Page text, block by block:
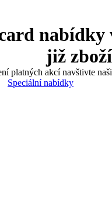
již
platných akcí navštivte
Speciální nabídky